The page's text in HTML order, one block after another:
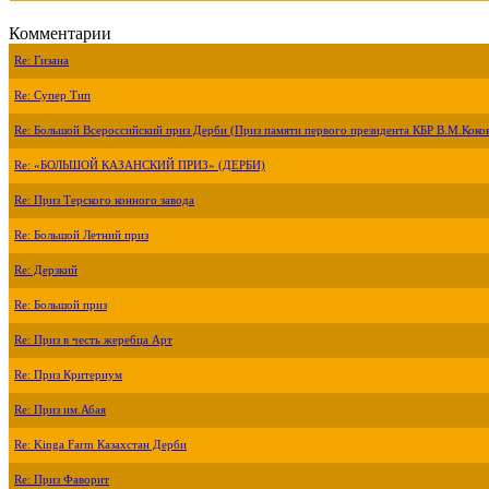
Комментарии
Re: Гизана
Re: Супер Тип
Re: Большой Всероссийский приз Дерби (Приз памяти первого президента КБР
Re: «БОЛЬШОЙ КАЗАНСКИЙ ПРИЗ» (ДЕРБИ)
Re: Приз Терского конного завода
Re: Большой Летний приз
Re: Дерзкий
Re: Большой приз
Re: Приз в честь жеребца Арт
Re: Приз Критериум
Re: Приз им.Абая
Re: Kinga Farm Казахстан Дерби
Re: Приз Фаворит